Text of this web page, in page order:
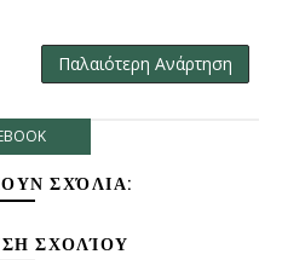
Παλαιότερη Ανάρτηση
ΣΧΌΛΙΑ:
ΣΧΟΛΊΟΥ